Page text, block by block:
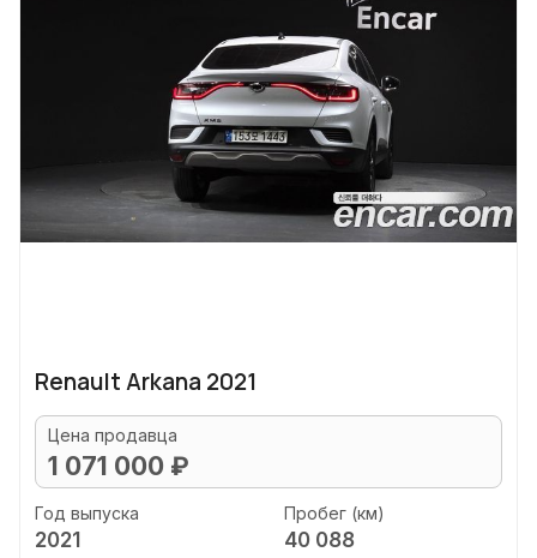
Renault Arkana 2021
Цена продавца
1 071 000 ₽
Год выпуска
2021
Пробег (км)
40 088